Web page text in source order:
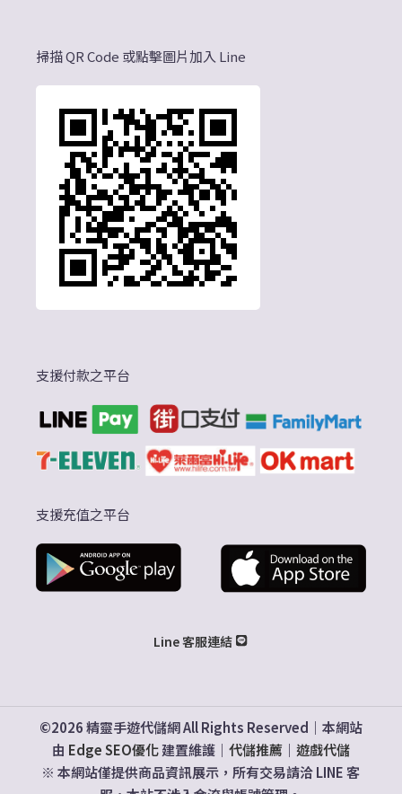
掃描 QR Code 或點擊圖片加入 Line
支援付款之平台
支援充值之平台
Line 客服連結
©2026 精靈手遊代儲網 All Rights Reserved｜本網站
由 Edge SEO優化建置維護｜ 代儲推薦｜ 遊戲代儲
※ 本網站僅提供商品資訊展示，所有交易請洽 LINE 客